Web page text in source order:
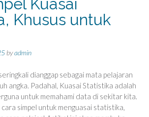
Kuasai
Khusus untuk
byadmin
dianggap sebagai mata pelajaran
angka. Padahal, Kuasai Statistika adalah
untuk memahami data di sekitar kita.
simpel untuk menguasai statistika,